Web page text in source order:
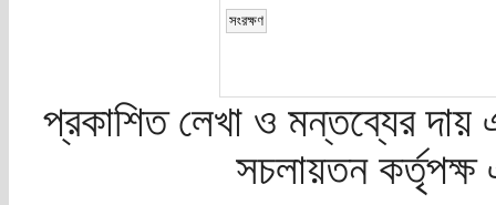
প্রকাশিত লেখা ও মন্তব্যের দায়
সচলায়তন